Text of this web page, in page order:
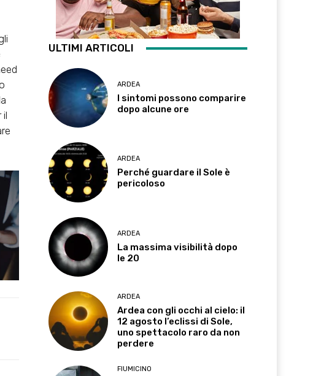
il
ULTIMI ARTICOLI
ARDEA
I sintomi possono comparire
dopo alcune ore
ARDEA
Perché guardare il Sole è
pericoloso
ARDEA
La massima visibilità dopo
le 20
ARDEA
Ardea con gli occhi al cielo: il
12 agosto l’eclissi di Sole,
uno spettacolo raro da non
perdere
FIUMICINO